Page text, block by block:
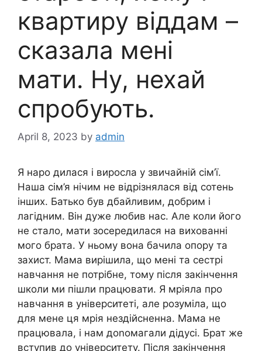
квартиру віддам –
сказала мені
мати. Ну, нехай
спробують.
April 8, 2023 by admin
Я наро дилася і виросла у звичайній сім’ї.
Наша сім’я нічим не відрізнялася від сотень
інших. Батько був дбайливим, добрим і
лагідним. Він дуже любив нас. Але коли його
не стало, мати зосередилася на вихованні
мого брата. У ньому вона бачила опору та
захист. Мама вирішила, що мені та сестрі
навчання не потрібне, тому після закінчення
школи ми пішли працювати. Я мріяла про
навчання в університеті, але розуміла, що
для мене ця мрія нездійсненна. Мама не
працювала, і нам доnомагали дідусі. Брат же
вступив до університету. Після закінчення